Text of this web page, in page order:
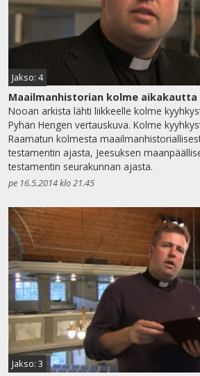
Jakso: 4
Maailmanhistorian kolme aikakautta
Nooan arkista lähti liikkeelle kolme
Pyhän Hengen vertauskuva. Kolme
Raamatun kolmesta
testamentin ajasta, Jeesuksen
testamentin seurakunnan ajasta.
pe 16.5.2014 klo 21.45
Jakso: 3